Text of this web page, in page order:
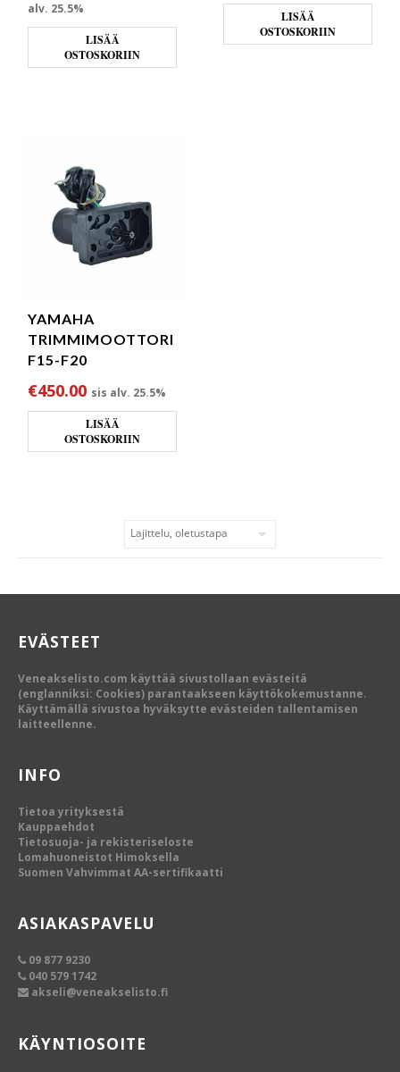
alv. 25.5%
LISÄÄ
OSTOSKORIIN
LISÄÄ
OSTOSKORIIN
YAMAHA
TRIMMIMOOTTORI
F15-F20
€450.00 sis alv. 25.5%
LISÄÄ
OSTOSKORIIN
EVÄSTEET
Veneakselisto.com käyttää sivustollaan evästeitä
(englanniksi: Cookies) parantaakseen käyttökokemustanne.
Käyttämällä sivustoa hyväksytte evästeiden tallentamisen
laitteellenne.
INFO
Tietoa yrityksestä
Kauppaehdot
Tietosuoja- ja rekisteriseloste
Lomahuoneistot Himoksella
Suomen Vahvimmat AA-sertifikaatti
ASIAKASPAVELU
09 877 9230
040 579 1742
akseli@veneakselisto.fi
KÄYNTIOSOITE